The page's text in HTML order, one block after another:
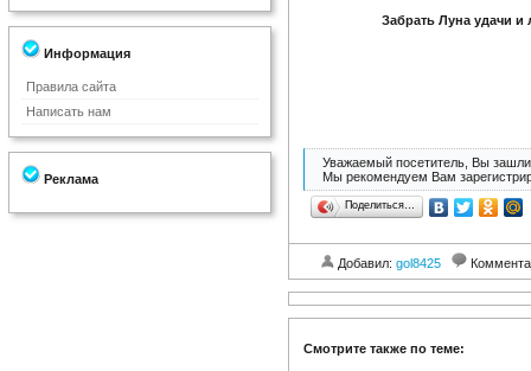
Информация
Правила сайта
Написать нам
Реклама
Забрать Луна удачи
Уважаемый посетитель, Вы зашли
Мы рекомендуем Вам
Поделиться…
Добавил: gol8425
Смотрите также по теме: